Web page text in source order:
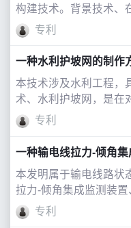
构建技术。背景技术、
了长足进步。各类教学
地便利了校园管理和服
增，在给用户带来便利
专利
一种水利护坡网的制作
本技术涉及水利工程，
术、水利护坡网，是在
时，用于防止河岸坍塌
国实用新型专利，公开
块，c型安装块的内部
专利
一种输电线拉力-倾角
本发明属于输电线路状
拉力-倾角集成监测装
导线作为电力系统中的
变，经常受到多种自然
专利